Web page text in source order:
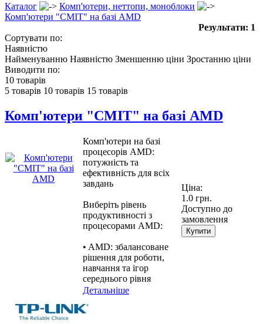
Каталог
Комп'ютери, неттопи, моноблоки
Комп'ютери "СМІТ" на базі AMD
Результати: 1
Сортувати по:
Наявністю
Найменуванню Наявністю Зменшенню ціни Зростанню ціни
Виводити по:
10 товарів
5 товарів 10 товарів 15 товарів
Комп'ютери "СМІТ" на базі AMD
Комп'ютери на базі
процесорів AMD:
потужність та
ефективність для всіх
завдань
Виберіть рівень
продуктивності з
процесорами AMD:
• AMD: збалансоване
рішення для роботи,
навчання та ігор
середнього рівня
Ціна:
1.0 грн.
Доступно до
замовлення
Купити
Детальніше